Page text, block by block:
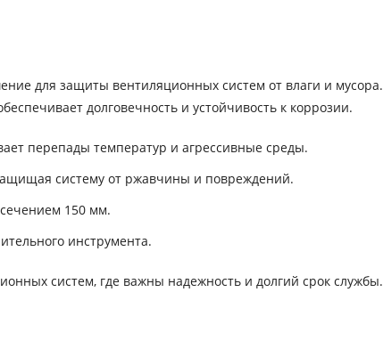
для защиты вентиляционных систем от влаги и мусора.
долговечность и устойчивость к коррозии.
перепады температур и агрессивные среды.
систему от ржавчины и повреждений.
150 мм.
инструмента.
систем, где важны надежность и долгий срок службы.